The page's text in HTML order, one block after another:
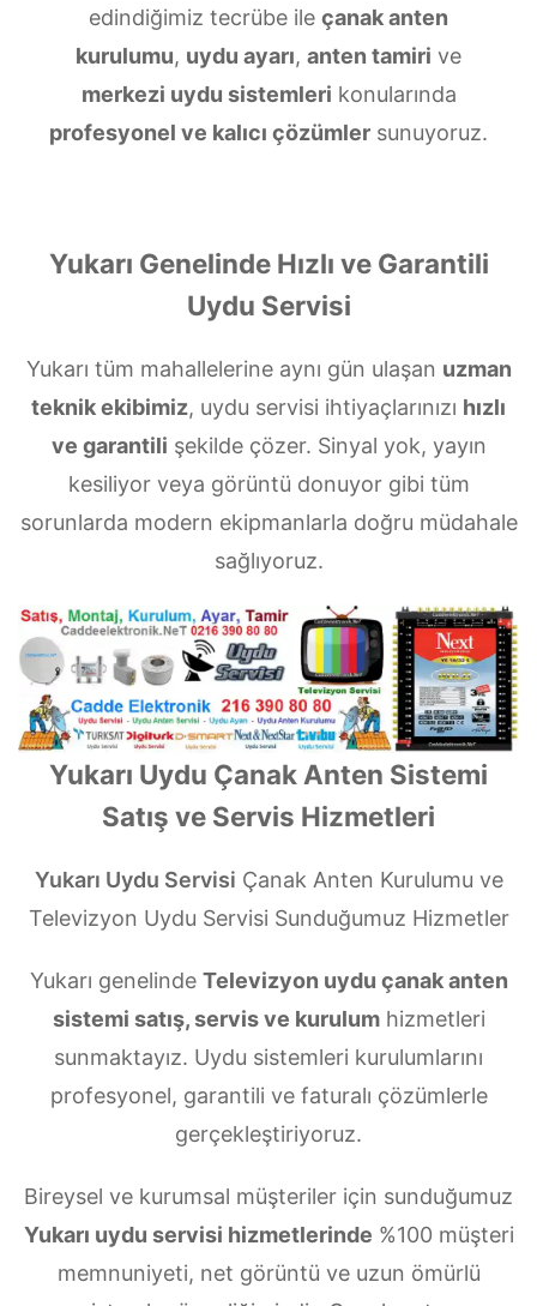
edindiğimiz tecrübe ile çanak anten
kurulumu, uydu ayarı, anten tamiri ve
merkezi uydu sistemleri konularında
profesyonel ve kalıcı çözümler sunuyoruz.
Yukarı Genelinde Hızlı ve Garantili
Uydu Servisi
Yukarı tüm mahallelerine aynı gün ulaşan uzman
teknik ekibimiz, uydu servisi ihtiyaçlarınızı hızlı
ve garantili şekilde çözer. Sinyal yok, yayın
kesiliyor veya görüntü donuyor gibi tüm
sorunlarda modern ekipmanlarla doğru müdahale
sağlıyoruz.
Yukarı Uydu Çanak Anten Sistemi
Satış ve Servis Hizmetleri
Yukarı Uydu Servisi Çanak Anten Kurulumu ve
Televizyon Uydu Servisi Sunduğumuz Hizmetler
Yukarı genelinde Televizyon uydu çanak anten
sistemi satış, servis ve kurulumhizmetleri
sunmaktayız. Uydu sistemleri kurulumlarını
profesyonel, garantili ve faturalı çözümlerle
gerçekleştiriyoruz.
Bireysel ve kurumsal müşteriler için sunduğumuz
Yukarı uydu servisi hizmetlerinde %100 müşteri
memnuniyeti, net görüntü ve uzun ömürlü